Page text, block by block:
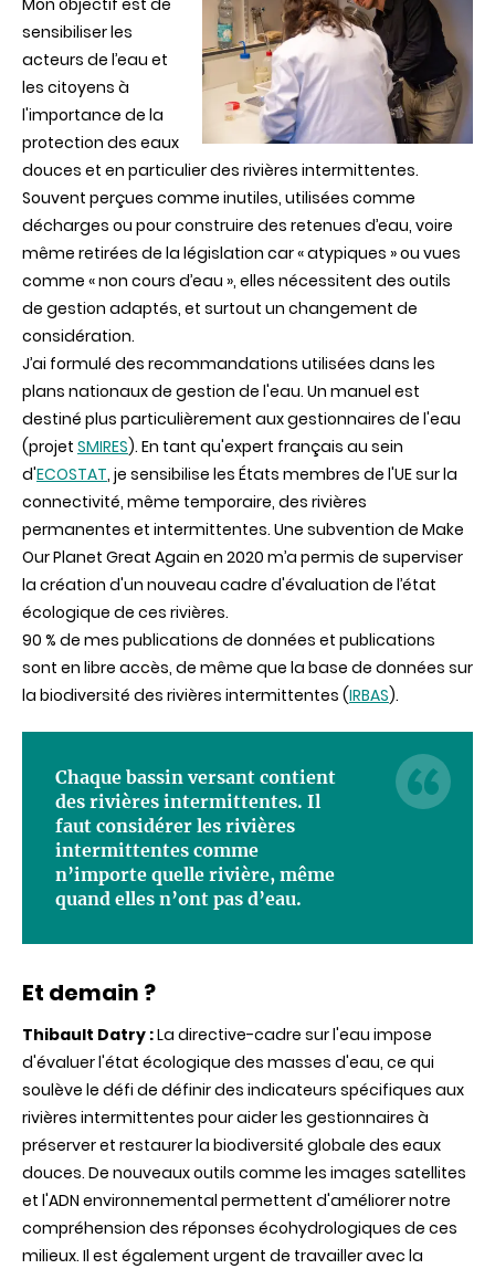
Mon objectif est de
sensibiliser les
acteurs de l’eau et
les citoyens à
l'importance de la
protection des eaux
douces et en particulier des rivières intermittentes.
Souvent perçues comme inutiles, utilisées comme
décharges ou pour construire des retenues d’eau, voire
même retirées de la législation car « atypiques » ou vues
comme « non cours d’eau », elles nécessitent des outils
de gestion adaptés, et surtout un changement de
considération.
J’ai formulé des recommandations utilisées dans les
plans nationaux de gestion de l'eau. Un manuel est
destiné plus particulièrement aux gestionnaires de l'eau
(projet SMIRES). En tant qu'expert français au sein
d'ECOSTAT, je sensibilise les États membres de l'UE sur la
connectivité, même temporaire, des rivières
permanentes et intermittentes. Une subvention de Make
Our Planet Great Again en 2020 m’a permis de superviser
la création d'un nouveau cadre d'évaluation de l’état
écologique de ces rivières.
90 % de mes publications de données et publications
sont en libre accès, de même que la base de données sur
la biodiversité des rivières intermittentes (IRBAS).
Chaque bassin versant contient
des rivières intermittentes. Il
faut considérer les rivières
intermittentes comme
n’importe quelle rivière, même
quand elles n’ont pas d’eau.
Et demain ?
Thibault Datry :La directive-cadre sur l'eau impose
d'évaluer l'état écologique des masses d'eau, ce qui
soulève le défi de définir des indicateurs spécifiques aux
rivières intermittentes pour aider les gestionnaires à
préserver et restaurer la biodiversité globale des eaux
douces. De nouveaux outils comme les images satellites
et l'ADN environnemental permettent d'améliorer notre
compréhension des réponses écohydrologiques de ces
milieux. Il est également urgent de travailler avec la